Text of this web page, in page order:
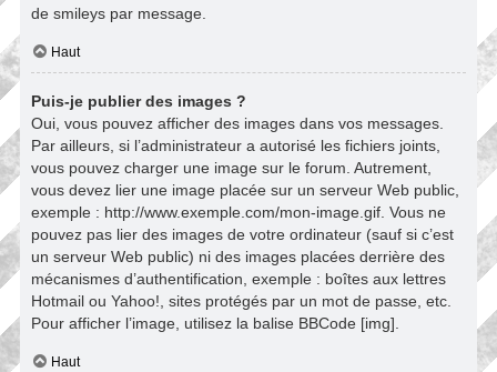
de smileys par message.
Haut
Puis-je publier des images ?
Oui, vous pouvez afficher des images dans vos messages.
Par ailleurs, si l’administrateur a autorisé les fichiers joints,
vous pouvez charger une image sur le forum. Autrement,
vous devez lier une image placée sur un serveur Web public,
exemple : http://www.exemple.com/mon-image.gif. Vous ne
pouvez pas lier des images de votre ordinateur (sauf si c’est
un serveur Web public) ni des images placées derrière des
mécanismes d’authentification, exemple : boîtes aux lettres
Hotmail ou Yahoo!, sites protégés par un mot de passe, etc.
Pour afficher l’image, utilisez la balise BBCode [img].
Haut